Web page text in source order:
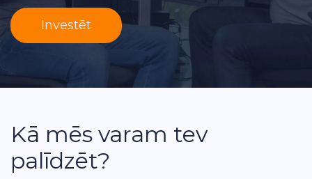
Investēt
Kā mēs varam tev
palīdzēt?